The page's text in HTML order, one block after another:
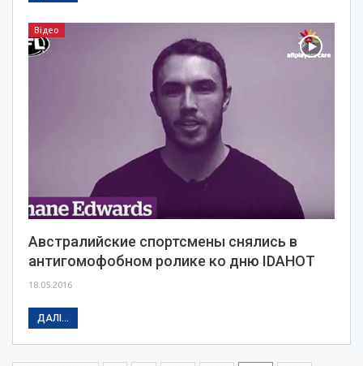
Відео
Австралийские спортсмены снялись в
антигомофобном ролике ко дню IDAHOT
18.05.2016
ДАЛІ...